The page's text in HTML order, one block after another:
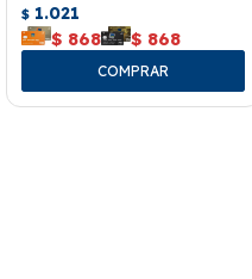
$ 1.021
$ 868 $ 868